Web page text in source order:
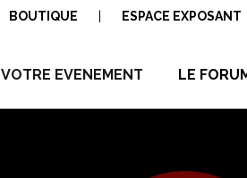
BOUTIQUE ESPACE EXPOSANT
VOTRE EVENEMENT LE